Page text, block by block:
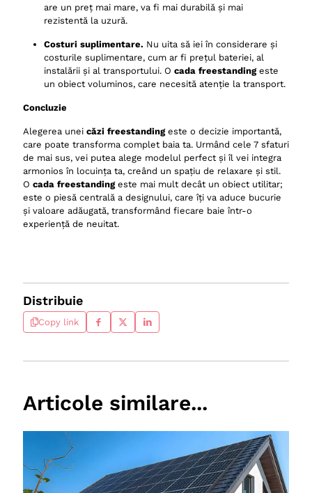
are un preț mai mare, va fi mai durabilă și mai
rezistentă la uzură.
Costuri suplimentare. Nu uita să iei în considerare și
costurile suplimentare, cum ar fi prețul bateriei, al
instalării și al transportului. O cada freestandingeste
un obiect voluminos, care necesită atenție la transport.
Concluzie
Alegerea unei căzi freestandingeste o decizie importantă,
care poate transforma complet baia ta. Urmând cele 7 sfaturi
de mai sus, vei putea alege modelul perfect și îl vei integra
armonios în locuința ta, creând un spațiu de relaxare și stil.
O cada freestandingeste mai mult decât un obiect utilitar;
este o piesă centrală a designului, care îți va aduce bucurie
și valoare adăugată, transformând fiecare baie într-o
experiență de neuitat.
Distribuie
Copy link
Articole similare...